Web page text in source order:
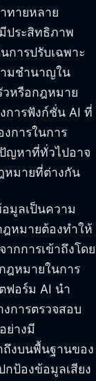
ทายหลาย
ประสิทธิภาพ
การปรับเฉพาะ
มชำนาญใน
หรือกฎหมาย
การฟังก์ชั่น AI ที่
การในการ
ญหาที่ทั่วไปอาจ
หมายที่ต่างกัน
มูลเป็นความ
หมายต้องทำให้
กการเข้าถึงโดย
ฎหมายในการ
ฟอร์ม AI นำ
การตรวจสอบ
ย่างมี
ถึงบนพื้นฐานของ
ป้องข้อมูลเสียง